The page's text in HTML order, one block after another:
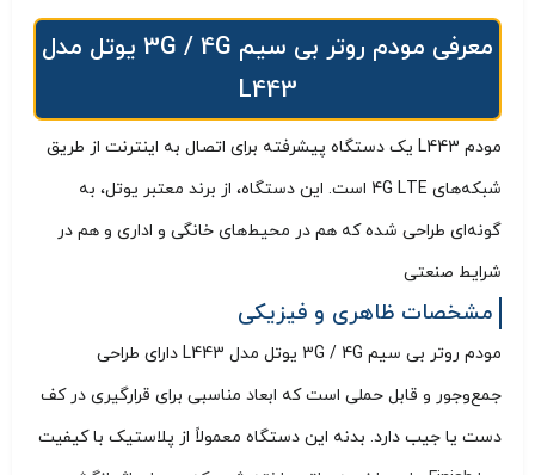
معرفی مودم روتر بی سیم 3G / 4G یوتل مدل
L443
مودم L443 یک دستگاه پیشرفته برای اتصال به اینترنت از طریق
شبکه‌های 4G LTE است. این دستگاه، از برند معتبر یوتل، به
گونه‌ای طراحی شده که هم در محیط‌های خانگی و اداری و هم در
شرایط صنعتی
مشخصات ظاهری و فیزیکی
مودم روتر بی سیم 3G / 4G یوتل مدل L443 دارای طراحی
جمع‌وجور و قابل حملی است که ابعاد مناسبی برای قرارگیری در کف
دست یا جیب دارد. بدنه این دستگاه معمولاً از پلاستیک با کیفیت